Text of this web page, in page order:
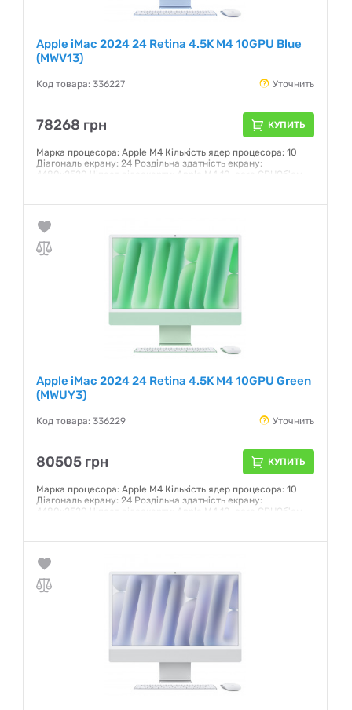
Apple iMac 2024 24 Retina 4.5K M4 10GPU Blue
(MWV13)
Код товара: 336227 Уточнить
78268 грн КУПИТЬ
Марка процесора: Apple M4 Кількість ядер процесора: 10
Діагональ екрану: 24 Роздільна здатність екрану:
4480x2520 Чіпсет відеокарти: Apple M4 10-core GPUОб'єм
Гарантия:12 месяцев
Apple iMac 2024 24 Retina 4.5K M4 10GPU Green
(MWUY3)
Код товара: 336229 Уточнить
80505 грн КУПИТЬ
Марка процесора: Apple M4 Кількість ядер процесора: 10
Діагональ екрану: 24 Роздільна здатність екрану:
4480x2520 Чіпсет відеокарти: Apple M4 10-core GPUОб'єм
Гарантия:12 месяцев